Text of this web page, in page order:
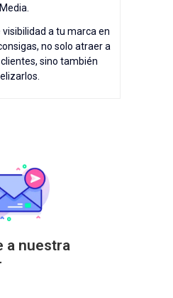
Media.
a tu marca en
no solo atraer a
sino también
a nuestra